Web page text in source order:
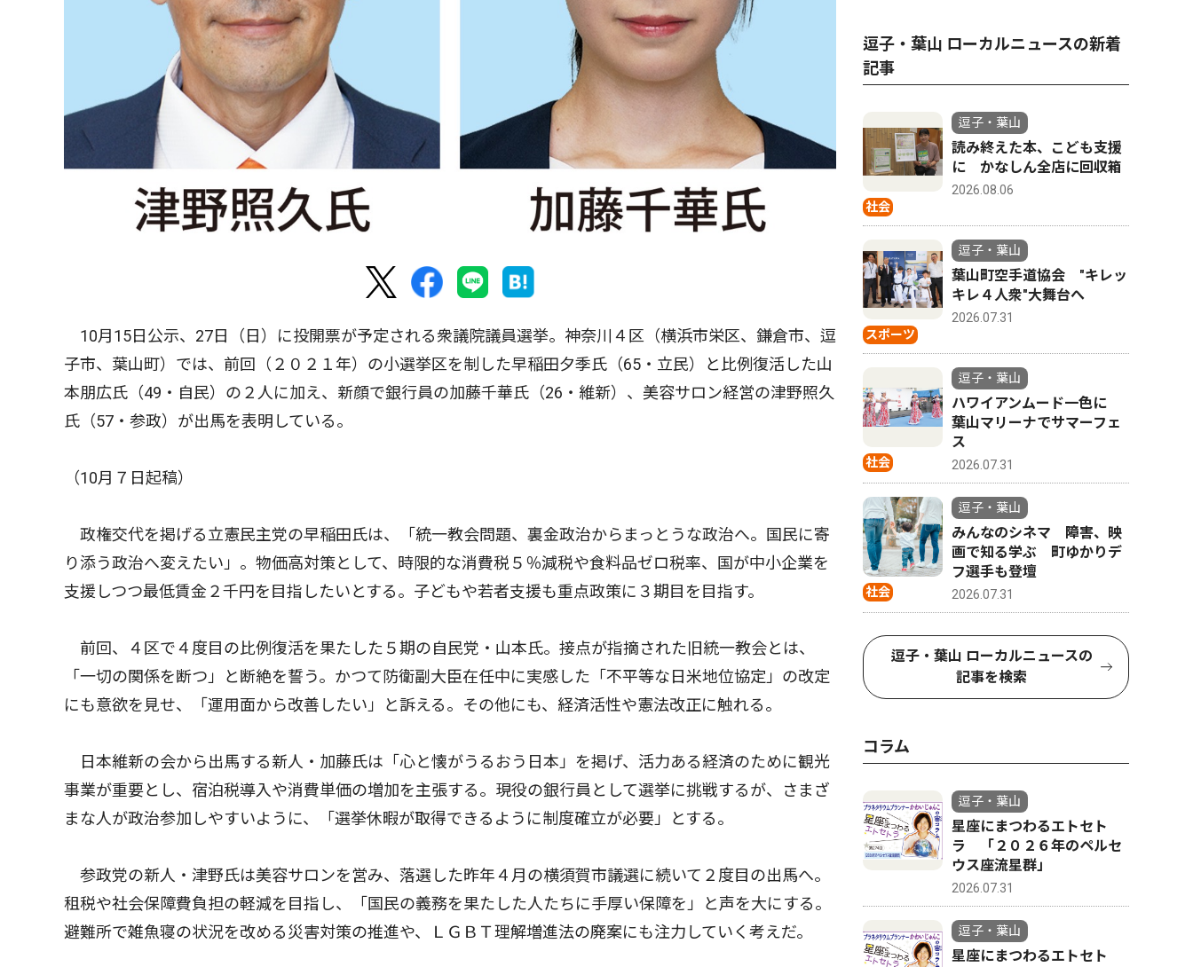
10月15日公示、27日（日）に投開票が予定される衆議院議員選挙。神奈川４区（横浜市栄区、鎌倉市、逗
子市、葉山町）では、前回（２０２１年）の小選挙区を制した早稲田夕季氏（65・立民）と比例復活した山
本朋広氏（49・自民）の２人に加え、新顔で銀行員の加藤千華氏（26・維新）、美容サロン経営の津野照久
氏（57・参政）が出馬を表明している。
（10月７日起稿）
政権交代を掲げる立憲民主党の早稲田氏は、「統一教会問題、裏金政治からまっとうな政治へ。国民に寄
り添う政治へ変えたい」。物価高対策として、時限的な消費税５％減税や食料品ゼロ税率、国が中小企業を
支援しつつ最低賃金２千円を目指したいとする。子どもや若者支援も重点政策に３期目を目指す。
前回、４区で４度目の比例復活を果たした５期の自民党・山本氏。接点が指摘された旧統一教会とは、
「一切の関係を断つ」と断絶を誓う。かつて防衛副大臣在任中に実感した「不平等な日米地位協定」の改定
にも意欲を見せ、「運用面から改善したい」と訴える。その他にも、経済活性や憲法改正に触れる。
日本維新の会から出馬する新人・加藤氏は「心と懐がうるおう日本」を掲げ、活力ある経済のために観光
事業が重要とし、宿泊税導入や消費単価の増加を主張する。現役の銀行員として選挙に挑戦するが、さまざ
まな人が政治参加しやすいように、「選挙休暇が取得できるように制度確立が必要」とする。
参政党の新人・津野氏は美容サロンを営み、落選した昨年４月の横須賀市議選に続いて２度目の出馬へ。
租税や社会保障費負担の軽減を目指し、「国民の義務を果たした人たちに手厚い保障を」と声を大にする。
避難所で雑魚寝の状況を改める災害対策の推進や、ＬＧＢＴ理解増進法の廃案にも注力していく考えだ。
逗子・葉山 ローカルニュースの新着
記事
社会
逗子・葉山
読み終えた本、こども支援
に かなしん全店に回収箱
2026.08.06
スポーツ
逗子・葉山
葉山町空手道協会 "キレッ
キレ４人衆"大舞台へ
2026.07.31
社会
逗子・葉山
ハワイアンムード一色に
葉山マリーナでサマーフェ
ス
2026.07.31
社会
逗子・葉山
みんなのシネマ 障害、映
画で知る学ぶ 町ゆかりデ
フ選手も登壇
2026.07.31
逗子・葉山 ローカルニュースの
記事を検索
コラム
逗子・葉山
星座にまつわるエトセト
ラ 「２０２６年のペルセ
ウス座流星群」
2026.07.31
逗子・葉山
星座にまつわるエトセト